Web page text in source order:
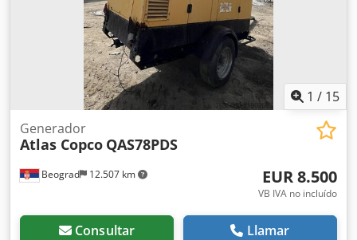
1 / 15
Beograd 12.507 km
Generador
Atlas Copco QAS78PDS
EUR 8.500
VB IVA no incluído
Consultar Llamar